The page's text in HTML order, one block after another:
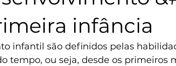
infância
infantil são definidos pelas
tempo, ou seja, desde os primeiros